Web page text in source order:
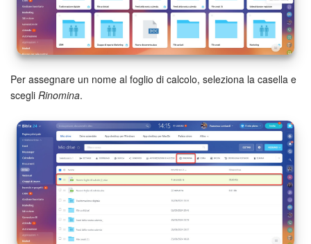
Bitrix24 Market
Siti e store
Online store
Dipendenti
Knowledge base
Firma elettronica
Firma elettronica per HR
Per assegnare un nome al foglio di calcolo, seleziona la casella e
scegli Rinomina.